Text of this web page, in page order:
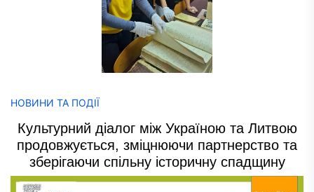
НОВИНИ ТА ПОДІЇ
Культурний діалог між Україною та Литвою
продовжується, зміцнюючи партнерство та
зберігаючи спільну історичну спадщину